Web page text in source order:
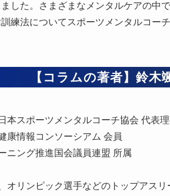
した。さまざまなメンタルケアの中
練法についてスポーツメンタルコー
【コラムの著者】鈴木
本スポーツメンタルコーチ協会 代表
康情報コンソーシアム 会員
ニング推進国会議員連盟 所属
オリンピック選手などのトップアス